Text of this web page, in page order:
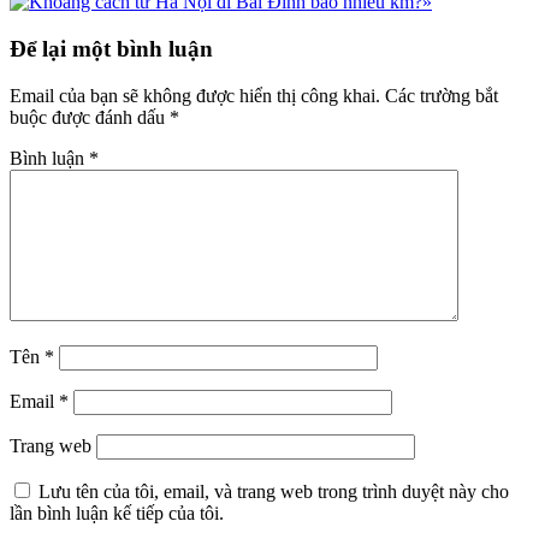
Interactions
Để lại một bình luận
Email của bạn sẽ không được hiển thị công khai. Các trường bắt
buộc được đánh dấu *
Bình luận *
Tên *
Email *
Trang web
Lưu tên của tôi, email, và trang web trong trình duyệt này cho
lần bình luận kế tiếp của tôi.